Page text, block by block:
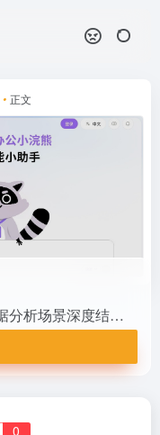
• 正文
将AI大模型与文档编辑、数据分析场景深度结合的工具型产品，一站式创作平台和知识管理空间。
0